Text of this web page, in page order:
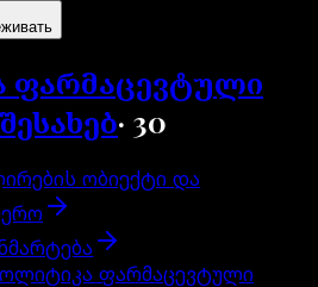
ფარმაცევტული
· 30
ობიექტი და
ფარმაცევტული